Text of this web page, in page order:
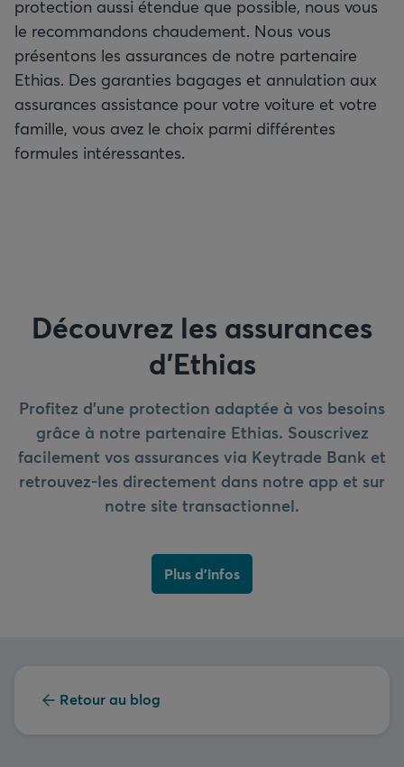
protection aussi étendue que possible, nous vous
le recommandons chaudement. Nous vous
présentons les assurances de notre partenaire
Ethias. Des garanties bagages et annulation aux
assurances assistance pour votre voiture et votre
famille, vous avez le choix parmi différentes
formules intéressantes.
Découvrez les assurances
d’Ethias
Profitez d’une protection adaptée à vos besoins
grâce à notre partenaire Ethias. Souscrivez
facilement vos assurances via Keytrade Bank et
retrouvez-les directement dans notre app et sur
notre site transactionnel.
Plus d'infos
Retour au blog